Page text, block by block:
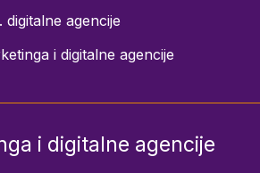
agencije
i digitalne agencije
i digitalne agencije